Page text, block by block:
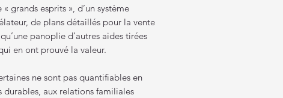
grands esprits », d’un système
de plans détaillés pour la vente
panoplie d’autres aides tirées
en ont prouvé la valeur.
ne sont pas quantifiables en
aux relations familiales